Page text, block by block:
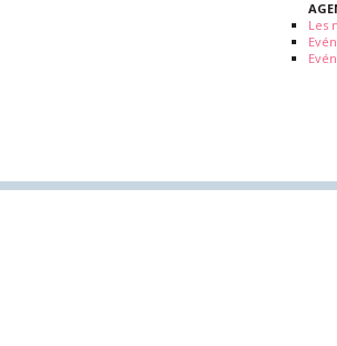
Les